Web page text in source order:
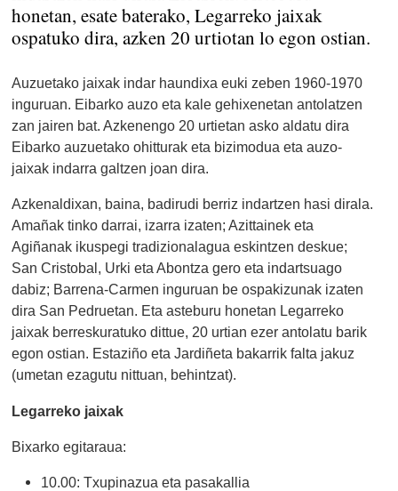
honetan, esate baterako, Legarreko jaixak
ospatuko dira, azken 20 urtiotan lo egon ostian.
Auzuetako jaixak indar haundixa euki zeben 1960-1970
inguruan. Eibarko auzo eta kale gehixenetan antolatzen
zan jairen bat. Azkenengo 20 urtietan asko aldatu dira
Eibarko auzuetako ohitturak eta bizimodua eta auzo-
jaixak indarra galtzen joan dira.
Azkenaldixan, baina, badirudi berriz indartzen hasi dirala.
Amañaktinko darrai, izarra izaten; Azittainek eta
Agiñanak ikuspegi tradizionalagua eskintzen deskue;
San Cristobal, Urki eta Abontza gero eta indartsuago
dabiz; Barrena-Carmen inguruan be ospakizunak izaten
dira San Pedruetan. Eta asteburu honetan Legarreko
jaixak berreskuratuko dittue, 20 urtian ezer antolatu barik
egon ostian. Estaziño eta Jardiñeta bakarrik falta jakuz
(umetan ezagutu nittuan, behintzat).
Legarreko jaixak
Bixarko egitaraua:
10.00: Txupinazua eta pasakallia